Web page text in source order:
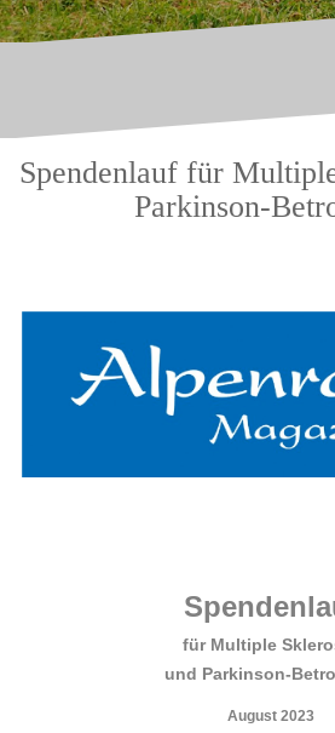
Spendenlauf für
Parkinson-
für Multiple
und Parkinson-
August 2023